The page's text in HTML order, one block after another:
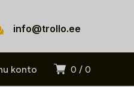
info@trollo.ee
0 0
konto